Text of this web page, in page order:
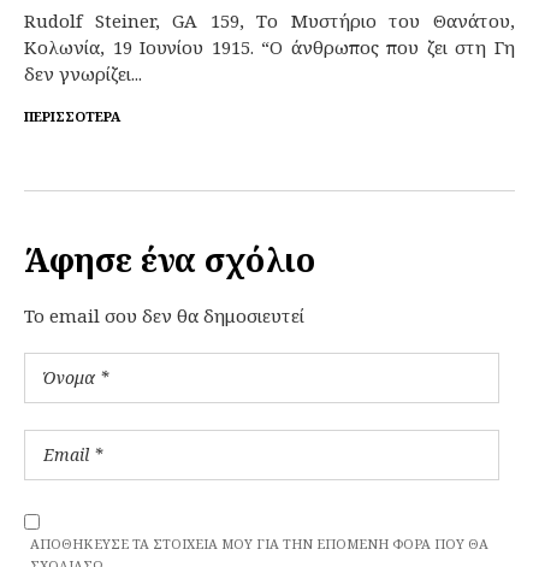
Rudolf Steiner, GA 159, Το Μυστήριο του Θανάτου,
Κολωνία, 19 Ιουνίου 1915. “Ο άνθρωπος που ζει στη Γη
δεν γνωρίζει...
ΠΕΡΙΣΣΌΤΕΡΑ
Άφησε ένα σχόλιο
To email σου δεν θα δημοσιευτεί
ΑΠΟΘΉΚΕΥΣΕ ΤΑ ΣΤΟΙΧΕΊΑ ΜΟΥ ΓΙΑ ΤΗΝ ΕΠΌΜΕΝΗ ΦΟΡΆ ΠΟΥ ΘΑ